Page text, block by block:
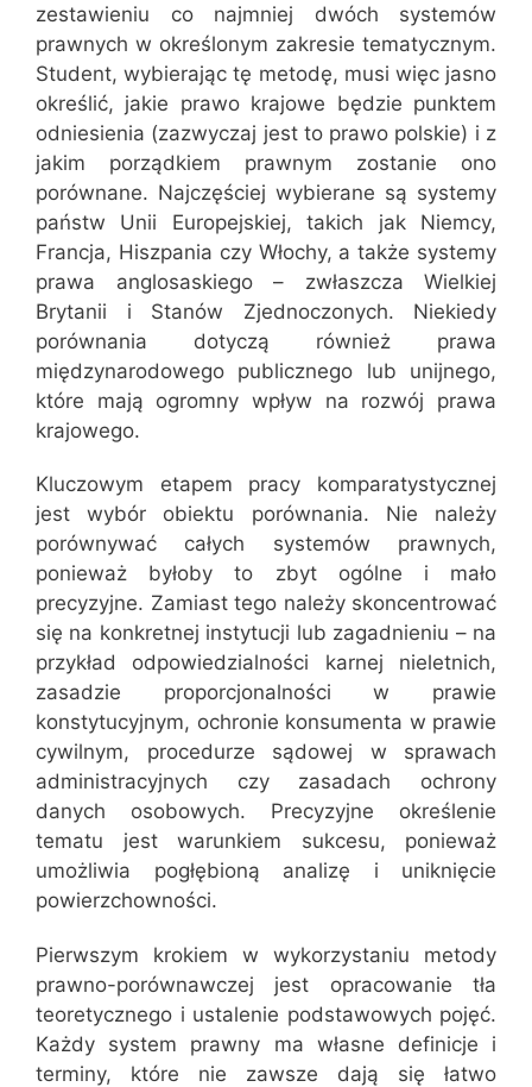
zestawieniu co najmniej dwóch systemów
prawnych w określonym zakresie tematycznym.
Student, wybierając tę metodę, musi więc jasno
określić, jakie prawo krajowe będzie punktem
odniesienia (zazwyczaj jest to prawo polskie) i z
jakim porządkiem prawnym zostanie ono
porównane. Najczęściej wybierane są systemy
państw Unii Europejskiej, takich jak Niemcy,
Francja, Hiszpania czy Włochy, a także systemy
prawa anglosaskiego – zwłaszcza Wielkiej
Brytanii i Stanów Zjednoczonych. Niekiedy
porównania dotyczą również prawa
międzynarodowego publicznego lub unijnego,
które mają ogromny wpływ na rozwój prawa
krajowego.
Kluczowym etapem pracy komparatystycznej
jest wybór obiektu porównania. Nie należy
porównywać całych systemów prawnych,
ponieważ byłoby to zbyt ogólne i mało
precyzyjne. Zamiast tego należy skoncentrować
się na konkretnej instytucji lub zagadnieniu – na
przykład odpowiedzialności karnej nieletnich,
zasadzie proporcjonalności w prawie
konstytucyjnym, ochronie konsumenta w prawie
cywilnym, procedurze sądowej w sprawach
administracyjnych czy zasadach ochrony
danych osobowych. Precyzyjne określenie
tematu jest warunkiem sukcesu, ponieważ
umożliwia pogłębioną analizę i uniknięcie
powierzchowności.
Pierwszym krokiem w wykorzystaniu metody
prawno-porównawczej jest opracowanie tła
teoretycznego i ustalenie podstawowych pojęć.
Każdy system prawny ma własne definicje i
terminy, które nie zawsze dają się łatwo